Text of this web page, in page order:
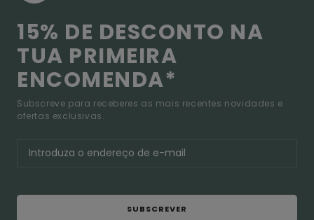
15% DE DESCONTO NA
TUA PRIMEIRA
ENCOMENDA*
Subscreve para receberes as mais recentes novidades e
ofertas exclusivas.
SUBSCREVER